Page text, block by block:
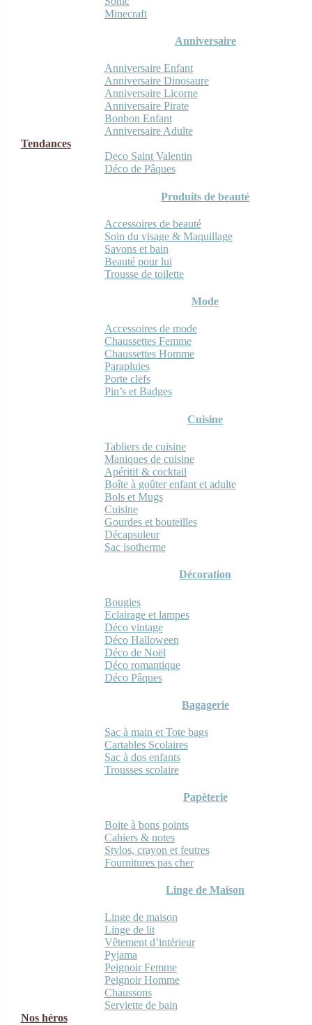
Minecraft
Anniversaire
Anniversaire Enfant
Anniversaire Dinosaure
Anniversaire Licorne
Anniversaire Pirate
Bonbon Enfant
Anniversaire Adulte
Tendances
Deco Saint Valentin
Déco de Pâques
Produits de beauté
Accessoires de beauté
Soin du visage & Maquillage
Savons et bain
Beauté pour lui
Trousse de toilette
Mode
Accessoires de mode
Chaussettes Femme
Chaussettes Homme
Parapluies
Porte clefs
Pin’s et Badges
Cuisine
Tabliers de cuisine
Maniques de cuisine
Apéritif & cocktail
Boîte à goûter enfant et adulte
Bols et Mugs
Cuisine
Gourdes et bouteilles
Décapsuleur
Sac isotherme
Décoration
Bougies
Eclairage et lampes
Déco vintage
Déco Halloween
Déco de Noël
Déco romantique
Déco Pâques
Bagagerie
Sac à main et Tote bags
Cartables Scolaires
Sac à dos enfants
Trousses scolaire
Papèterie
Boite à bons points
Cahiers & notes
Stylos, crayon et feutres
Fournitures pas cher
Linge de Maison
Linge de maison
Linge de lit
Vêtement d’intérieur
Pyjama
Peignoir Femme
Peignoir Homme
Chaussons
Serviette de bain
Nos héros